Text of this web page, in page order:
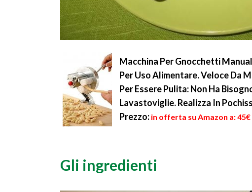
Macchina Per Gnocchetti
Per Uso Alimentare. Veloce Da
Per Essere Pulita: Non Ha
Lavastoviglie. Realizza In
Prezzo: in offerta su Amazon a: 45€
Gli ingredienti